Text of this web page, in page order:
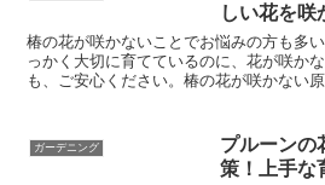
しい花を咲
椿の花が咲かないことでお悩みの方も多
っかく大切に育てているのに、花が咲か
も、ご安心ください。椿の花が咲かない
ガーデニング
プルーンの
策！上手な